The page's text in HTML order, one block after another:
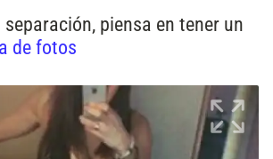
separación, piensa en tener un
de fotos